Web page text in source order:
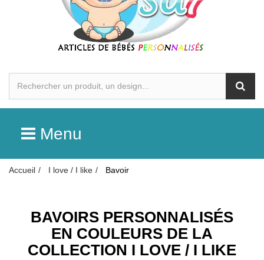
Menu
Accueil I love / I like Bavoir
BAVOIRS PERSONNALISÉS
EN COULEURS DE LA
COLLECTION I LOVE / I LIKE